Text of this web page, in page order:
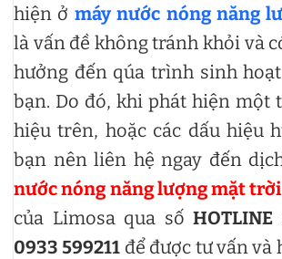
hiện ở máy nước nóng năng
là vấn đề không tránh khỏi và
hưởng đến qúa trình sinh
bạn. Do đó, khi phát hiện một
hiệu trên, hoặc các dấu hiệu
bạn nên liên hệ ngay đến
nước nóng năng lượng mặt trời
của Limosa qua số
0933 599211 để được tư vấn và